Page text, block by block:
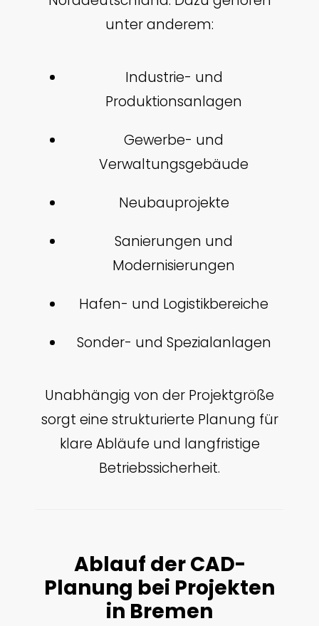
unter anderem:
Industrie- und
Produktionsanlagen
Gewerbe- und
Verwaltungsgebäude
Neubauprojekte
Sanierungen und
Modernisierungen
Hafen- und Logistikbereiche
Sonder- und Spezialanlagen
Unabhängig von der Projektgröße
sorgt eine strukturierte Planung für
klare Abläufe und langfristige
Betriebssicherheit.
Ablauf der CAD-
Planung bei Projekten
in Bremen